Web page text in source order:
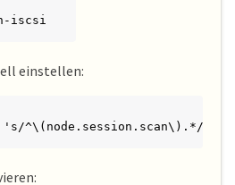
iscsi
einstellen:
's/^\(node.session.scan\).*/\1